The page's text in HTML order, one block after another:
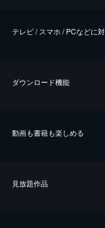
テレビ / スマホ / PCなどに
ダウンロード機能
動画も書籍も楽しめる
⾒放題作品